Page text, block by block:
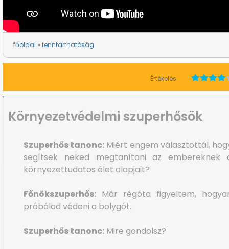
főoldal fenntarthatóság
Értékelés
Környezetvédelmi szuperhősök
Szuperhős tanonc: Miért engem választottál,
segítsek neked megtanítani az embereknek
környezettudatos élet alapjait?
Főnökszuperhős: Már régóta figyeltem,
próbálod védeni a bolygót.
Szuperhős tanonc: Mire gondolsz?